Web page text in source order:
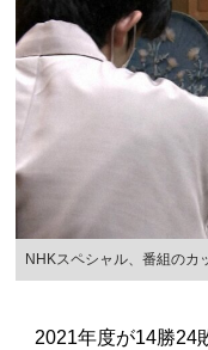
NHKスペシャル、番組の
2021年度が14勝24